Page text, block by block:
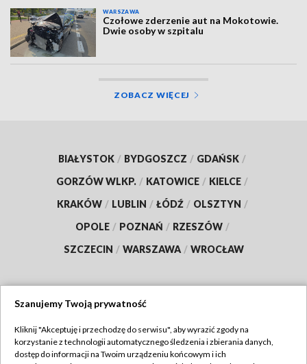
WARSZAWA
Czołowe zderzenie aut na Mokotowie.
Dwie osoby w szpitalu
ZOBACZ WIĘCEJ
BIAŁYSTOK / BYDGOSZCZ / GDAŃSK /
GORZÓW WLKP. / KATOWICE / KIELCE /
KRAKÓW / LUBLIN / ŁÓDŹ / OLSZTYN /
OPOLE / POZNAŃ / RZESZÓW /
SZCZECIN / WARSZAWA / WROCŁAW
TVP
Szanujemy Twoją prywatność
Kliknij "Akceptuję i przechodzę do serwisu", aby wyrazić zgody na
korzystanie z technologii automatycznego śledzenia i zbierania danych,
dostęp do informacji na Twoim urządzeniu końcowym i ich